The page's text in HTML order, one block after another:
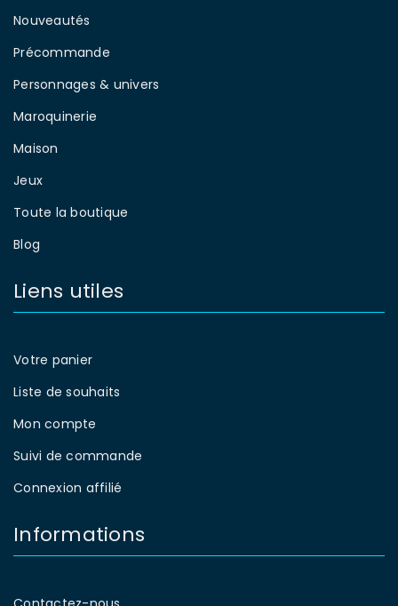
Nouveautés
Précommande
Personnages & univers
Maroquinerie
Maison
Jeux
Toute la boutique
Blog
Liens utiles
Votre panier
Liste de souhaits
Mon compte
Suivi de commande
Connexion affilié
Informations